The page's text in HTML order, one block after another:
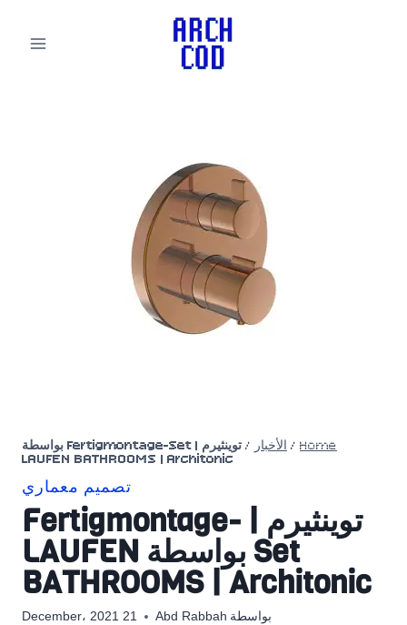
Home
/ الأخبار /
توينثيرم | Fertigmontage-Set بواسطة
LAUFEN BATHROOMS | Architonic
تصميم معماري
توينثيرم | Fertigmontage-
Set بواسطة LAUFEN
BATHROOMS | Architonic
بواسطة Abd Rabbah 21 December، 2021